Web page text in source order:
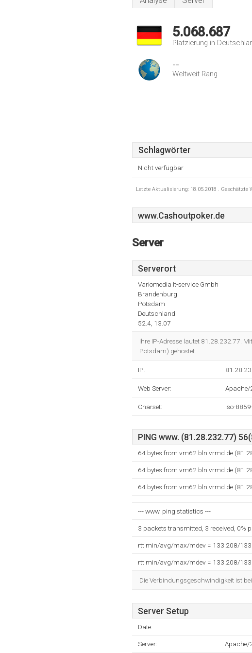
5.068.687
Platzierung in
--
Weltweit Rang
Schlagwörter
Nicht verfügbar
Letzte Aktualisierung: 18.05.2018 . Geschätzte
www.Cashoutpoker.de
Server
Serverort
Variomedia It-service Gmbh
Brandenburg
Potsdam
Deutschland
52.4, 13.07
Ihre IP-Adresse lautet 81.28.232.77.
Potsdam) gehostet.
IP:
Web Server: Apache/
Charset: iso-
PING www. (81.28.232.77)
64 bytes from vm62.bln.vrmd.de
64 bytes from vm62.bln.vrmd.de
64 bytes from vm62.bln.vrmd.de
--- www. ping statistics ---
3 packets transmitted, 3 received, 0%
rtt min/avg/max/mdev = 133.208/
rtt min/avg/max/mdev = 133.208/
Die Verbindungsgeschwindigkeit ist
Server Setup
Date: --
Server: Apache/